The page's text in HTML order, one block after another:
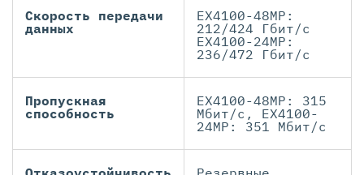
Скорость передачи
данных
EX4100-48MP:
212/424 Гбит/с
EX4100-24MP:
236/472 Гбит/с
Пропускная
способность
EX4100-48MP: 315
Мбит/с, EX4100-
24MP: 351 Мбит/с